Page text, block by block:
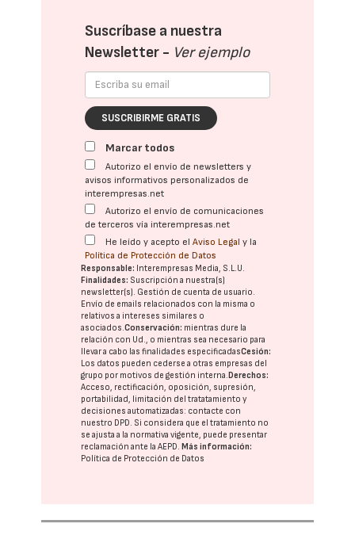
Suscríbase a nuestra
Newsletter - Ver ejemplo
SUSCRIBIRME GRATIS
Marcar todos
Autorizo el envío de newsletters y
avisos informativos personalizados de
interempresas.net
Autorizo el envío de comunicaciones
de terceros vía interempresas.net
He leído y acepto elAviso Legal y la
Política de Protección de Datos
Responsable: Interempresas Media, S.L.U.
Finalidades: Suscripción a nuestra(s)
newsletter(s). Gestión de cuenta de usuario.
Envío de emails relacionados con la misma o
relativos a intereses similares o
asociados.Conservación: mientras dure la
relación con Ud., o mientras sea necesario para
llevar a cabo las finalidades especificadasCesión:
Los datos pueden cederse a otras empresas del
grupo por motivos de gestión interna.Derechos:
Acceso, rectificación, oposición, supresión,
portabilidad, limitación del tratatamiento y
decisiones automatizadas: contacte con
nuestro DPD . Si considera que el tratamiento no
se ajusta a la normativa vigente, puede presentar
reclamación ante laAEPD .Más información:
Política de Protección de Datos